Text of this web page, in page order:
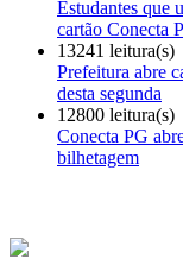
Estudantes que
cartão Conecta
13241 leitura(s)
Prefeitura abre
desta segunda
12800 leitura(s)
Conecta PG
bilhetagem